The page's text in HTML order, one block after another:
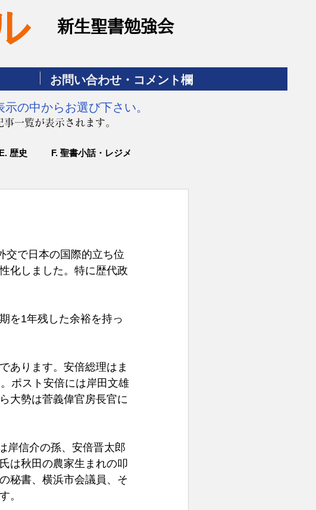
​新生聖書勉強会
お問い合わせ・コメント欄
の中からお選び下さい。
一覧が表示されます。
E. 歴史 F. 聖書小話・レジメ
交で日本の国際的立ち位
化しました。特に歴代政
を1年残した余裕を持っ
あります。安倍総理はま
ポスト安倍には岸田文雄
大勢は菅義偉官房長官に
岸信介の孫、安倍晋太郎
は秋田の農家生まれの叩
秘書、横浜市会議員、そ
。